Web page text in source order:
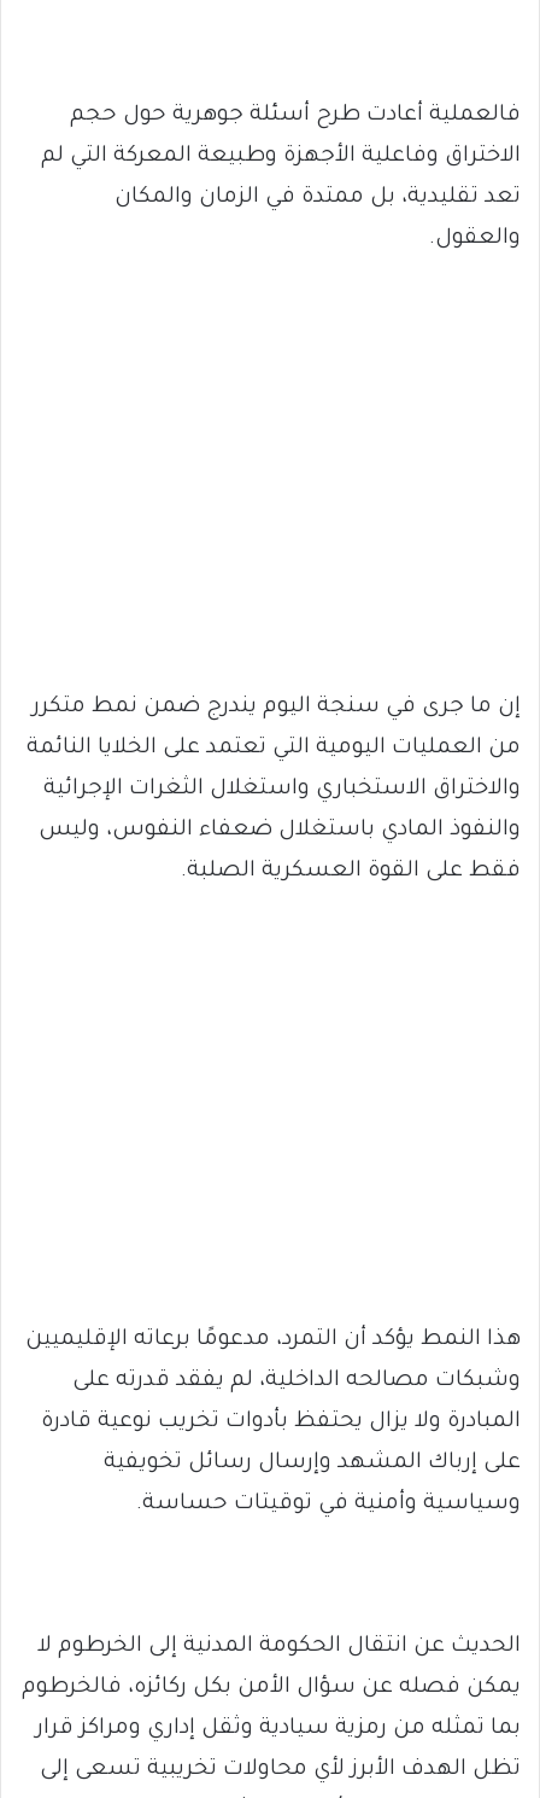
فالعملية أعادت طرح أسئلة جوهرية حول حجم
الاختراق وفاعلية الأجهزة وطبيعة المعركة التي لم
تعد تقليدية، بل ممتدة في الزمان والمكان
والعقول.
إن ما جرى في سنجة اليوم يندرج ضمن نمط متكرر
من العمليات اليومية التي تعتمد على الخلايا النائمة
والاختراق الاستخباري واستغلال الثغرات الإجرائية
والنفوذ المادي باستغلال ضعفاء النفوس، وليس
فقط على القوة العسكرية الصلبة.
هذا النمط يؤكد أن التمرد، مدعومًا برعاته الإقليميين
وشبكات مصالحه الداخلية، لم يفقد قدرته على
المبادرة ولا يزال يحتفظ بأدوات تخريب نوعية قادرة
على إرباك المشهد وإرسال رسائل تخويفية
وسياسية وأمنية في توقيتات حساسة.
الحديث عن انتقال الحكومة المدنية إلى الخرطوم لا
يمكن فصله عن سؤال الأمن بكل ركائزه، فالخرطوم
بما تمثله من رمزية سيادية وثقل إداري ومراكز قرار
تظل الهدف الأبرز لأي محاولات تخريبية تسعى إلى